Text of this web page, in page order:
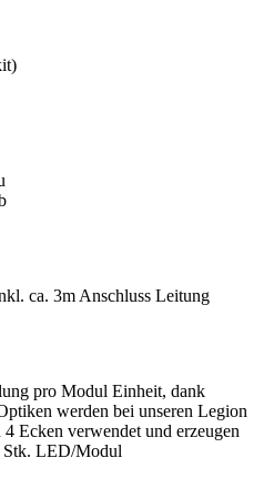
ca. 3m Anschluss Leitung
pro Modul Einheit, dank
werden bei unseren Legion
Ecken verwendet und erzeugen
Stk. LED/Modul